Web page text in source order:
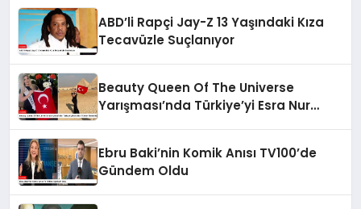
ABD’li Rapçi Jay-Z 13 Yaşındaki Kıza
Tecavüzle Suçlanıyor
Beauty Queen Of The Universe
Yarışması’nda Türkiye’yi Esra Nur
Ebru Baki’nin Komik Anısı TV100’de
Gündem Oldu